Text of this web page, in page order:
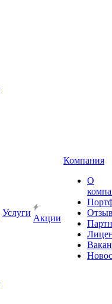
Услуги
Акции
Компания
О